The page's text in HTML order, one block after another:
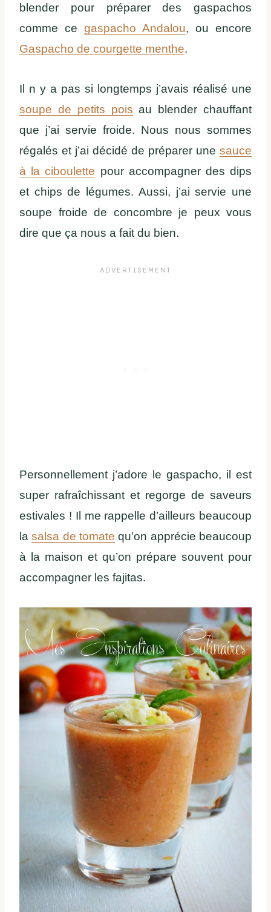
blender pour préparer des gaspachos
comme ce gaspacho Andalou, ou encore
Gaspacho de courgette menthe.
Il n y a pas si longtemps j’avais réalisé une
soupe de petits pois au blender chauffant
que j’ai servie froide. Nous nous sommes
régalés et j’ai décidé de préparer une sauce
à la ciboulette pour accompagner des dips
et chips de légumes. Aussi, j’ai servie une
soupe froide de concombre je peux vous
dire que ça nous a fait du bien.
Personnellement j’adore le gaspacho, il est
super rafraîchissant et regorge de saveurs
estivales ! Il me rappelle d’ailleurs beaucoup
lasalsa de tomate qu’on apprécie beaucoup
à la maison et qu’on prépare souvent pour
accompagner les fajitas.